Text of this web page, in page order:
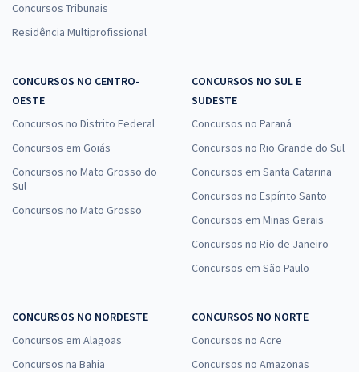
Concursos Tribunais
Residência Multiprofissional
CONCURSOS NO CENTRO-
OESTE
Concursos no Distrito Federal
Concursos em Goiás
Concursos no Mato Grosso do
Sul
Concursos no Mato Grosso
CONCURSOS NO SUL E
SUDESTE
Concursos no Paraná
Concursos no Rio Grande do Sul
Concursos em Santa Catarina
Concursos no Espírito Santo
Concursos em Minas Gerais
Concursos no Rio de Janeiro
Concursos em São Paulo
CONCURSOS NO NORDESTE
Concursos em Alagoas
Concursos na Bahia
CONCURSOS NO NORTE
Concursos no Acre
Concursos no Amazonas